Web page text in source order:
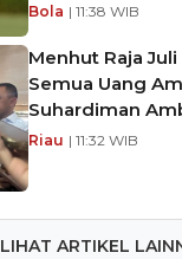
Bola | 11:38 WIB
Menhut Raja
Semua Uang
Suhardiman
Riau | 11:32 WIB
LIHAT ARTIKEL